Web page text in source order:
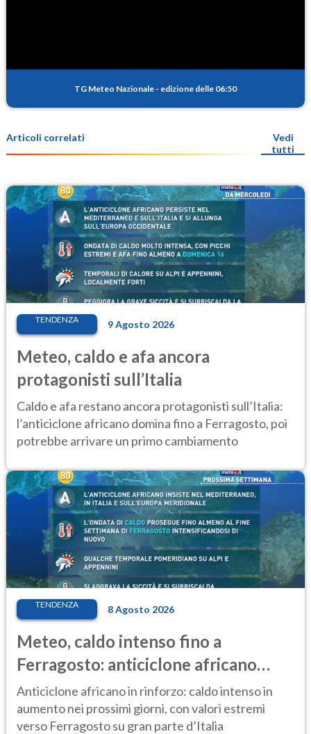
TG Meteo Nazionale - edizione delle 06:50
Articoli correlati
Vedi
tutti
TENDENZA 9 Agosto 2026
Meteo, caldo e afa ancora
protagonisti sull’Italia
Caldo e afa restano ancora protagonisti sull’Italia:
l’anticiclone africano domina fino a Ferragosto, poi
potrebbe arrivare un primo cambiamento
TENDENZA 8 Agosto 2026
Meteo, caldo intenso fino a
Ferragosto: anticiclone africano
ancora protagonista
Anticiclone africano in rinforzo: caldo intenso in
aumento nei prossimi giorni, con valori estremi
verso Ferragosto su gran parte d’Italia